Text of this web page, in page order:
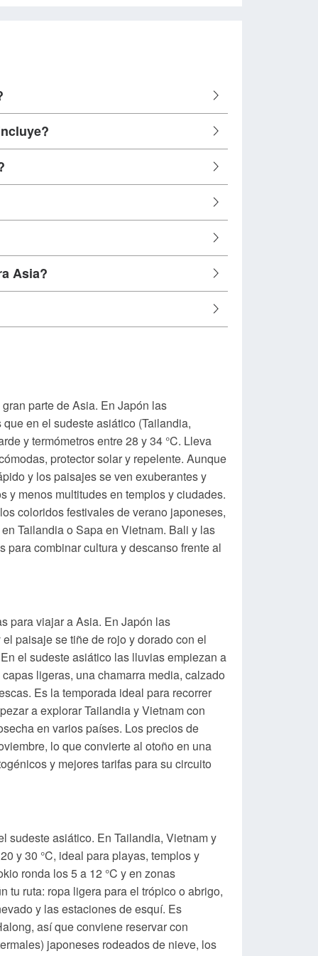
Asia?
parte de Asia. En Japón las
en el sudeste asiático (Tailandia,
y termómetros entre 28 y 34 °C. Lleva
protector solar y repelente. Aunque
y los paisajes se ven exuberantes y
y menos multitudes en templos y ciudades.
coloridos festivales de verano japoneses,
Tailandia o Sapa en Vietnam. Bali y las
combinar cultura y descanso frente al
para viajar a Asia. En Japón las
paisaje se tiñe de rojo y dorado con el
el sudeste asiático las lluvias empiezan a
ligeras, una chamarra media, calzado
Es la temporada ideal para recorrer
a explorar Tailandia y Vietnam con
en varios países. Los precios de
lo que convierte al otoño en una
y mejores tarifas para su circuito
sudeste asiático. En Tailandia, Vietnam y
y 30 °C, ideal para playas, templos y
ronda los 5 a 12 °C y en zonas
tu ruta: ropa ligera para el trópico o abrigo,
y las estaciones de esquí. Es
así que conviene reservar con
japoneses rodeados de nieve, los